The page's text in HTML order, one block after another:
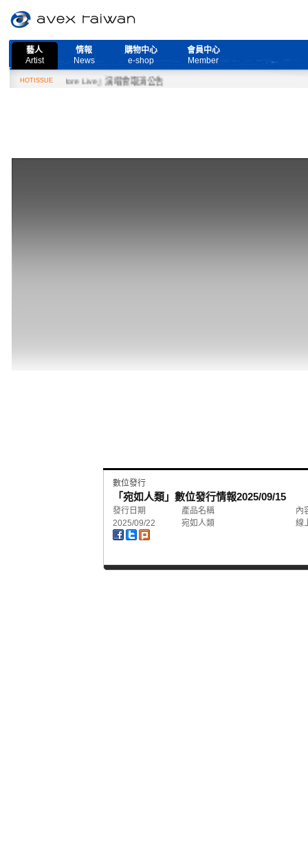
藝人
Artist
情報
News
購物中心
e-shop
會員中心
Member
HOTISSUE
More Live』演唱會取消公告
數位發行
「宛如人類」數位發行情報2025/09/15
發行日期 產品名稱
內
2025/09/22
宛如人類 線